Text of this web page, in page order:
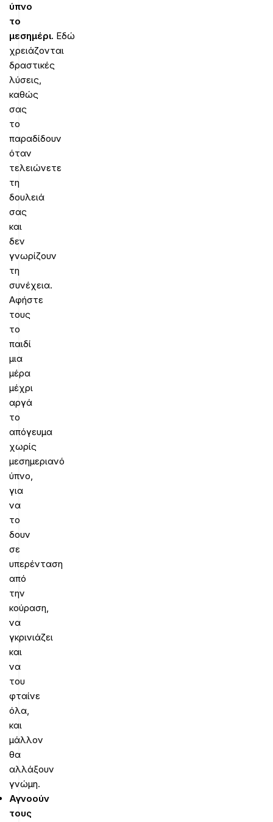
ύπνο
το
μεσημέρι. Εδώ
χρειάζονται
δραστικές
λύσεις,
καθώς
σας
το
παραδίδουν
όταν
τελειώνετε
τη
δουλειά
σας
και
δεν
γνωρίζουν
τη
συνέχεια.
Αφήστε
τους
το
παιδί
μια
μέρα
μέχρι
αργά
το
απόγευμα
χωρίς
μεσημεριανό
ύπνο,
για
να
το
δουν
σε
υπερένταση
από
την
κούραση,
να
γκρινιάζει
και
να
του
φταίνε
όλα,
και
μάλλον
θα
αλλάξουν
γνώμη.
Αγνοούν
τους